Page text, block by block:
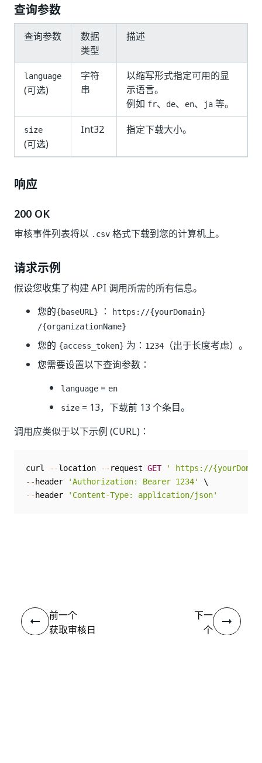
查询参数
查询参数
数据
类型
描述
language
(可选)
字符
串
以缩写形式指定可用的显
示语言。
例如 fr、 de、 en、 ja 等。
size
(可选)
Int32 指定下载大小。
响应
200 OK
审核事件列表将以 .csv 格式下载到您的计算机上。
请求示例
假设您收集了构建 API 调用所需的所有信息。
您的{baseURL} ：
https://{yourDomain}
/{organizationName}
您的 {access_token} 为： 1234
（出于长度考虑）。
您需要设置以下查询参数：
language = en
size = 13，下载前 13 个条目。
调用应类似于以下示例 (CURL)：
curl --location -- request GET
' https://
-- header 'Authorization: Bearer 1234'
-- header 'Content-Type: application/json'
前一个
获取审核日
下一
个